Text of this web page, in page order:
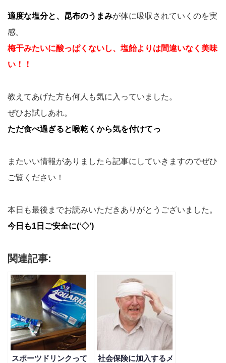
適度な塩分と、昆布のうまみが体に吸収されていくのを実
感。
梅干みたいに酸っぱくないし、塩飴よりは間違いなく美味
い！！
教えてあげた方も何人も気に入っていました。
ぜひお試しあれ。
ただ食べ過ぎると喉乾くから気を付けてっ
またいい情報がありましたら記事にしていきますのでぜひ
ご覧ください！
本日も最後までお読みいただきありがとうございました。
今日も1日ご安全に(‘◇’)ゞ
関連記事:
スポーツドリンクって
社会保険に加入するメ